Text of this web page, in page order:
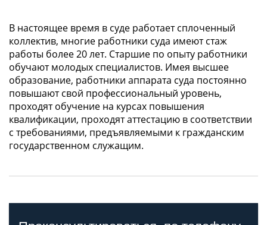
В настоящее время в суде работает сплоченный
коллектив, многие работники суда имеют стаж
работы более 20 лет. Старшие по опыту работники
обучают молодых специалистов. Имея высшее
образование, работники аппарата суда постоянно
повышают свой профессиональный уровень,
проходят обучение на курсах повышения
квалификации, проходят аттестацию в соответствии
с требованиями, предъявляемыми к гражданским
государственном служащим.